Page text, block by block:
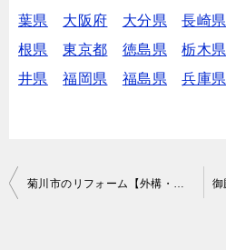
葉県
大阪府 大分県 長崎県
根県
東京都 徳島県 栃木県
井県
福岡県 福島県 兵庫県
投
菊川市のリフォーム【外構・リノベーションなど】で費用が安いおすすめ業者は？口コミ・評判